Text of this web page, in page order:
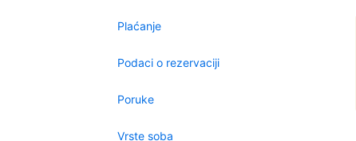
Plaćanje
Podaci o rezervaciji
Poruke
Vrste soba